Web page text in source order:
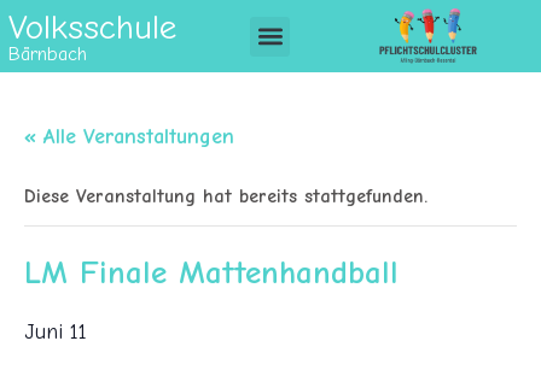
Volksschule
Bärnbach
« Alle Veranstaltungen
Diese Veranstaltung hat bereits stattgefunden.
LM Finale Mattenhandball
Juni 11